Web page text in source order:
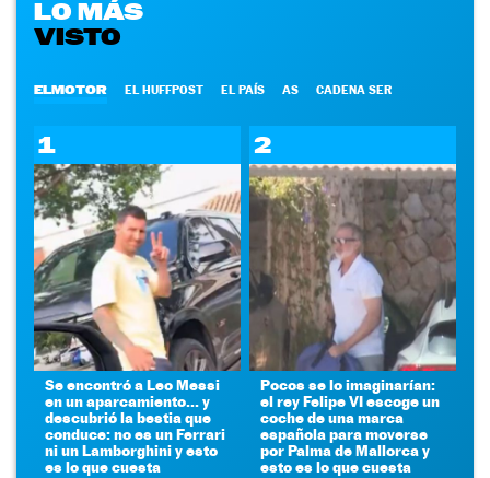
LO MÁS
VISTO
ELMOTOR EL HUFFPOST EL PAÍS AS CADENA SER
1
Se encontró a Leo Messi
en un aparcamiento... y
descubrió la bestia que
conduce: no es un Ferrari
ni un Lamborghini y esto
es lo que cuesta
2
Pocos se lo imaginarían:
el rey Felipe VI escoge un
coche de una marca
española para moverse
por Palma de Mallorca y
esto es lo que cuesta